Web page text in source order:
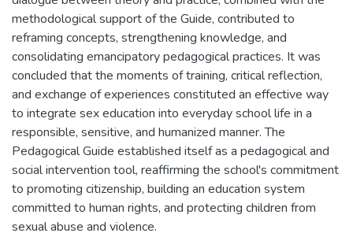
methodological support of the Guide, contributed to
reframing concepts, strengthening knowledge, and
consolidating emancipatory pedagogical practices. It was
concluded that the moments of training, critical reflection,
and exchange of experiences constituted an effective way
to integrate sex education into everyday school life in a
responsible, sensitive, and humanized manner. The
Pedagogical Guide established itself as a pedagogical and
social intervention tool, reaffirming the school's commitment
to promoting citizenship, building an education system
committed to human rights, and protecting children from
sexual abuse and violence.